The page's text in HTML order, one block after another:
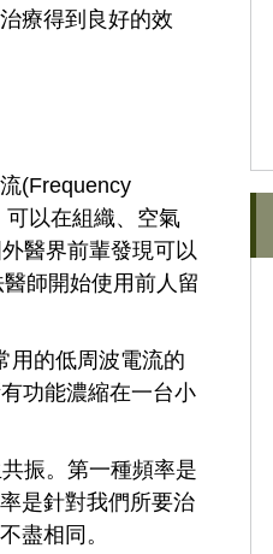
療得到良好的效
(Frequency
以在組織、空氣
醫界前輩發現可以
師開始使用前人留
用的低周波電流的
功能濃縮在一台小
振。第一種頻率是
是針對我們所要治
盡相同。